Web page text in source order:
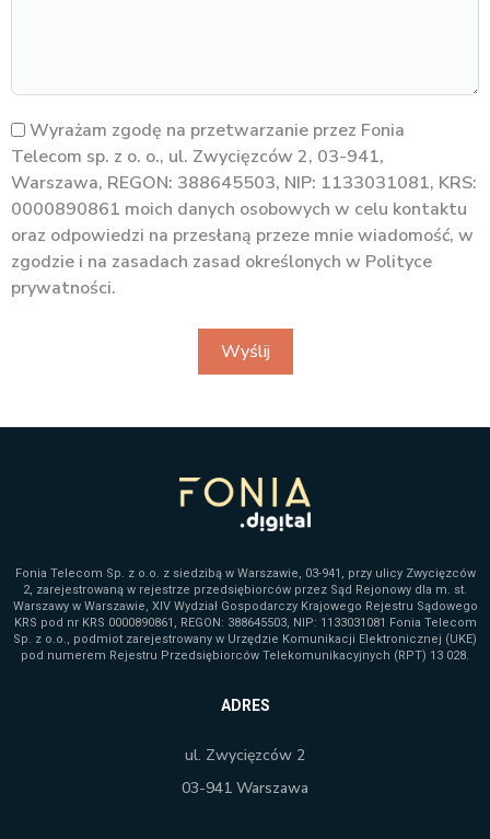
Wyrażam zgodę na przetwarzanie przez Fonia
Telecom sp. z o. o., ul. Zwycięzców 2, 03-941,
Warszawa, REGON: 388645503, NIP: 1133031081, KRS:
0000890861 moich danych osobowych w celu kontaktu
oraz odpowiedzi na przesłaną przeze mnie wiadomość, w
zgodzie i na zasadach zasad określonych w Polityce
prywatności.
Wyślij
Fonia Telecom Sp. z o.o. z siedzibą w Warszawie, 03-941, przy ulicy Zwycięzców
2, zarejestrowaną w rejestrze przedsiębiorców przez Sąd Rejonowy dla m. st.
Warszawy w Warszawie, XIV Wydział Gospodarczy Krajowego Rejestru Sądowego
KRS pod nr KRS 0000890861, REGON: 388645503, NIP: 1133031081 Fonia Telecom
Sp. z o.o., podmiot zarejestrowany w Urzędzie Komunikacji Elektronicznej (UKE)
pod numerem Rejestru Przedsiębiorców Telekomunikacyjnych (RPT) 13 028.
ADRES
ul. Zwycięzców 2
03-941 Warszawa